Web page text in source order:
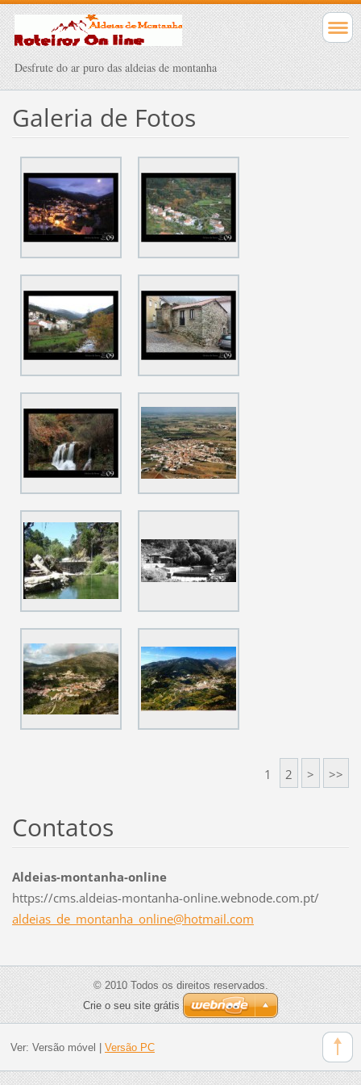
Desfrute do ar puro das aldeias de montanha
Galeria de Fotos
1 2 > >>
Contatos
Aldeias-montanha-online
https://cms.aldeias-montanha-online.webnode.com.pt/
aldeias_ de_montanha_online@hotmail.com
© 2010 Todos os direitos reservados.
Crie o seu site grátis
Ver: Versão móvel Versão PC